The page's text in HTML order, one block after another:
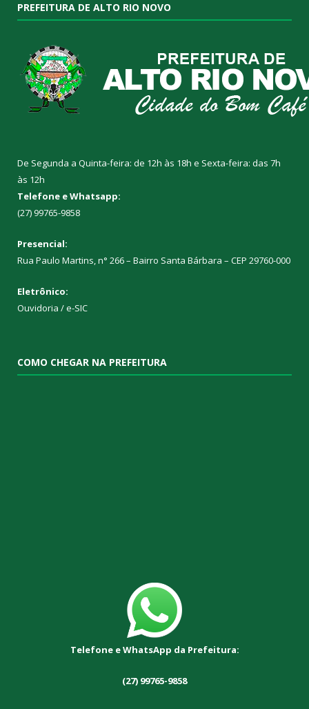
PREFEITURA DE ALTO RIO NOVO
De Segunda a Quinta-feira: de 12h às 18h e Sexta-feira: das 7h
às 12h
Telefone e Whatsapp:
(27) 99765-9858
Presencial:
Rua Paulo Martins, n° 266 – Bairro Santa Bárbara – CEP 29760-000
Eletrônico:
Ouvidoria /e-SIC
COMO CHEGAR NA PREFEITURA
Telefone e WhatsApp da Prefeitura:
(27) 99765-9858